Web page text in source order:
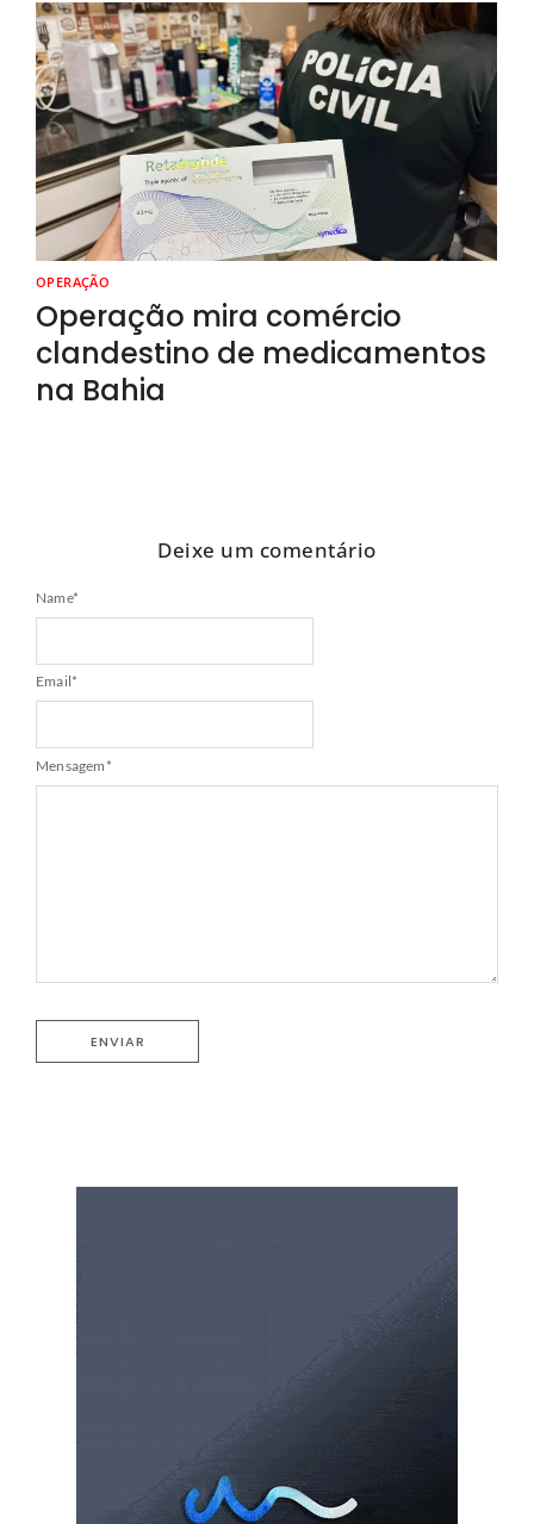
OPERAÇÃO
Operação mira comércio
clandestino de medicamentos
na Bahia
Deixe um comentário
Name*
Email*